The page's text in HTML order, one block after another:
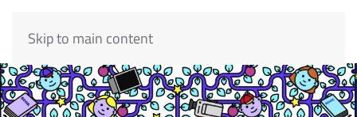
Skip to main content